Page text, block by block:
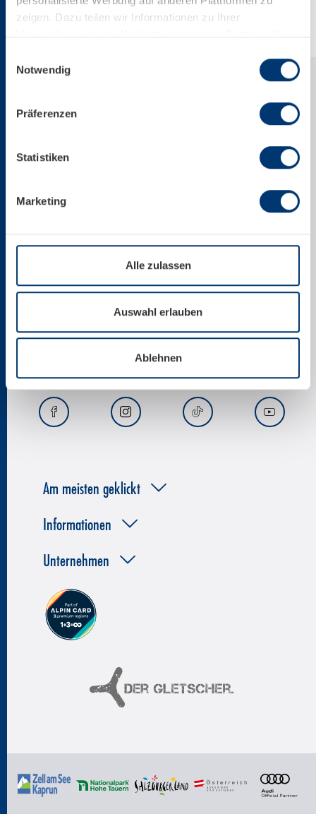
zeigen. Dazu teilen wir Informationen zu Ihrer
zu technisch nicht notwendigen Cookies können Sie
Weiterführende Details zu den auf unserer Website
eingesetzten Diensten finden Sie in unserer
Mehr über uns im Impressum.
Notwendig
Präferenzen
Statistiken
Marketing
Alle zulassen
Auswahl erlauben
Ablehnen
Download Web-Version
+43 6547 8700
office@kitzsteinhorn.at
News per E-Mail
Am meisten geklickt
Informationen
Unternehmen